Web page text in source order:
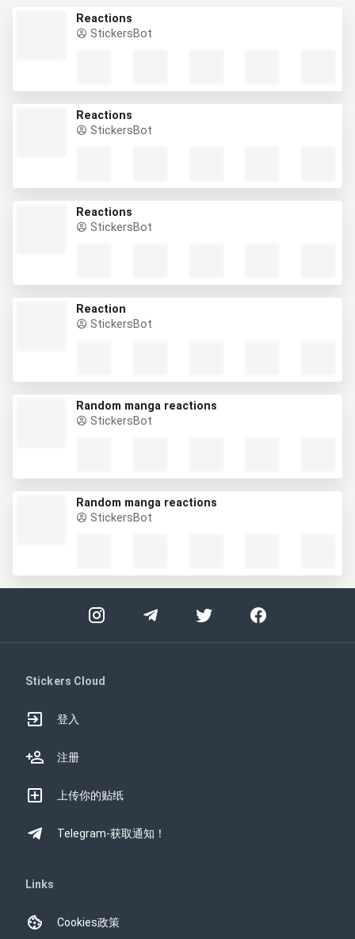
Reactions
StickersBot
Reactions
StickersBot
Reactions
StickersBot
Reaction
StickersBot
Random manga reactions
StickersBot
Random manga reactions
StickersBot
Stickers Cloud
登入
注册
上传你的贴纸
Telegram-获取通知！
Links
Cookies政策